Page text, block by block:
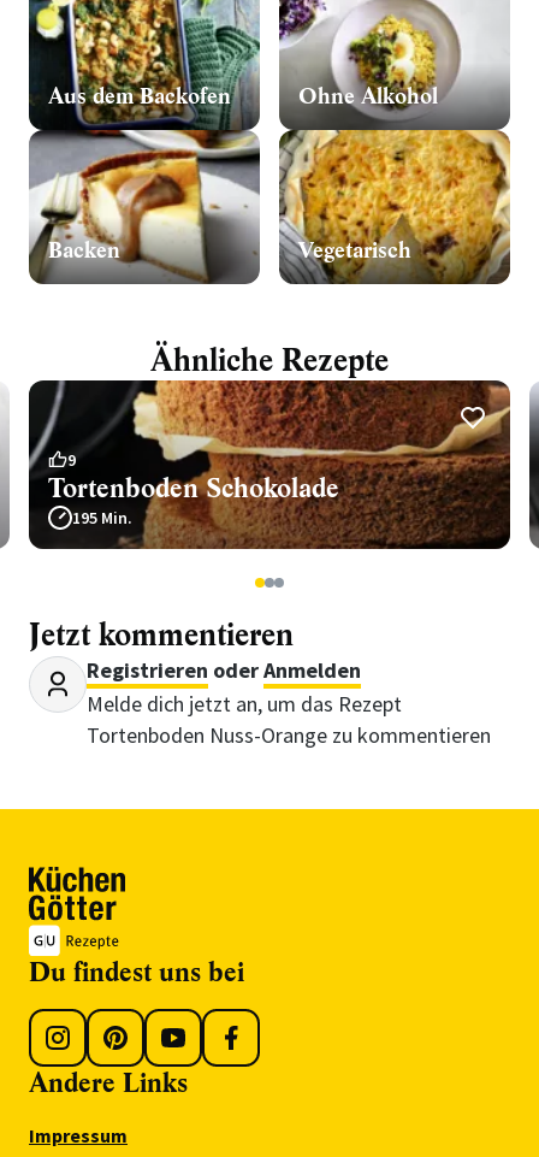
Aus dem Backofen
Backen
Ohne Alkohol
Vegetarisch
Ähnliche Rezepte
9
Tortenboden Schokolade
195 Min.
123
Jetzt kommentieren
Registrieren oderAnmelden
Melde dich jetzt an, um das Rezept
Tortenboden Nuss-Orange zu kommentieren
Du findest uns bei
Andere Links
Impressum